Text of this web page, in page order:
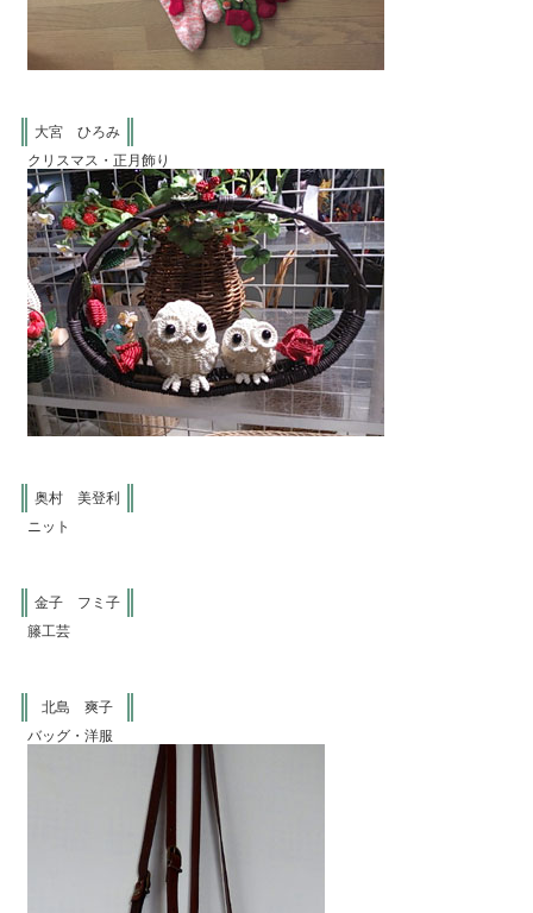
大宮 ひろみ
クリスマス・正月飾り
奥村 美登利
ニット
金子 フミ子
籐工芸
北島 爽子
バッグ・洋服